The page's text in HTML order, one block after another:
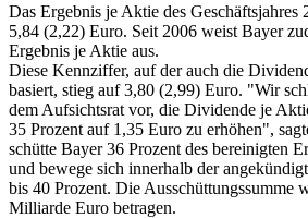
Das Ergebnis je Aktie des Geschäftsjahres
5,84 (2,22) Euro. Seit 2006 weist Bayer
Ergebnis je Aktie aus.
Diese Kennziffer, auf der auch die
basiert, stieg auf 3,80 (2,99) Euro. "Wir
dem Aufsichtsrat vor, die Dividende je
35 Prozent auf 1,35 Euro zu erhöhen",
schütte Bayer 36 Prozent des bereinigten
und bewege sich innerhalb der
bis 40 Prozent. Die Ausschüttungssumme
Milliarde Euro betragen.